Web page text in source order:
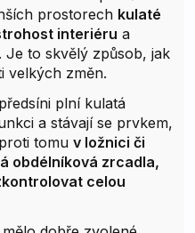
prostorech kulaté
interiéru a
Je to skvělý způsob, jak
velkých změn.
plní kulatá
a stávají se prvkem,
tomu v ložnici či
obdélníková zrcadla,
celou